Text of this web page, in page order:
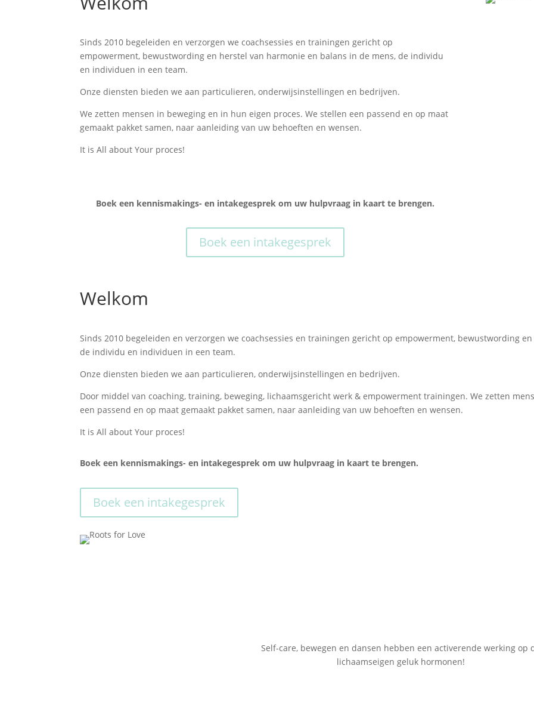
Sinds 2010 begeleiden en verzorgen we coachsessies en trainingen gericht op
empowerment, bewustwording en herstel van harmonie en balans in de mens, de individu
en individuen in een team.
Onze diensten bieden we aan particulieren, onderwijsinstellingen en bedrijven.
We zetten mensen in beweging en in hun eigen proces. We stellen een passend en op maat
gemaakt pakket samen, naar aanleiding van uw behoeften en wensen.
It is All about Your proces!
Boek een kennismakings- en intakegesprek om uw hulpvraag in kaart te brengen.
Boek een intakegesprek
Welkom
Sinds 2010 begeleiden en verzorgen we coachsessies en trainingen gericht op empowerment, bewustwording
de individu en individuen in een team.
Onze diensten bieden we aan particulieren, onderwijsinstellingen en bedrijven.
Door middel van coaching, training, beweging, lichaamsgericht werk & empowerment trainingen. We zetten
een passend en op maat gemaakt pakket samen, naar aanleiding van uw behoeften en wensen.
It is All about Your proces!
Boek een kennismakings- en intakegesprek om uw hulpvraag in kaart te brengen.
Boek een intakegesprek
Self-care, bewegen en dansen hebben een activerende werking op
lichaamseigen geluk hormonen!